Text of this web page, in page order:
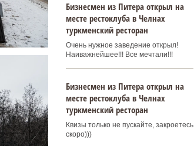
Бизнесмен из Питера открыл на
месте рестоклуба в Челнах
туркменский ресторан
Очень нужное заведение открыл!
Наиважнейшее!!! Все мечтали!!!
Бизнесмен из Питера открыл на
месте рестоклуба в Челнах
туркменский ресторан
Квизы только не пускайте, закроетесь
скоро)))